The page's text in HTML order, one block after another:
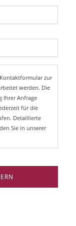
zur
werden. Die
Ihrer Anfrage
für die
Detaillierte
Sie in unserer